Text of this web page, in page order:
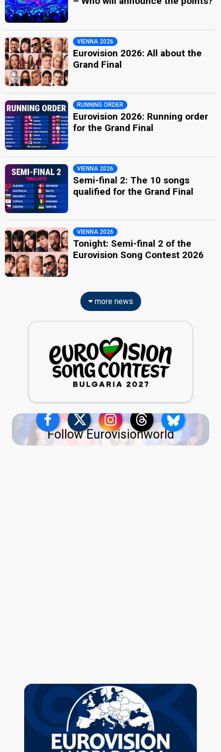
VIENNA 2026
Eurovision 2026: All about the
Grand Final
RUNNING ORDER
Eurovision 2026: Running order
for the Grand Final
VIENNA 2026
Semi-final 2: The 10 songs
qualified for the Grand Final
VIENNA 2026
Tonight: Semi-final 2 of the
Eurovision Song Contest 2026
more news
Follow Eurovisionworld